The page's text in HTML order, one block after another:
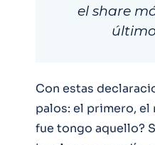
el share
Con estas
palos: el primero, el
fue tongo aquello?